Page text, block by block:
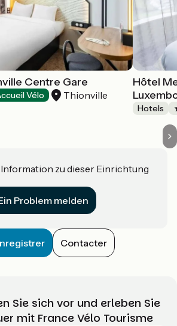
Centre Gare
Vélo Thionville
Hôtel
Hotels
Information zu dieser Einrichtung
Problem melden
Contacter
Sie sich vor und erleben Sie
mit France Vélo Tourisme